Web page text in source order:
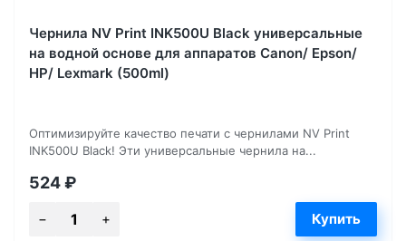
Чернила NV Print INK500U Black универсальные
на водной основе для аппаратов Сanon/ Epson/
НР/ Lexmark (500ml)
Оптимизируйте качество печати с чернилами NV Print
INK500U Black! Эти универсальные чернила на...
524₽